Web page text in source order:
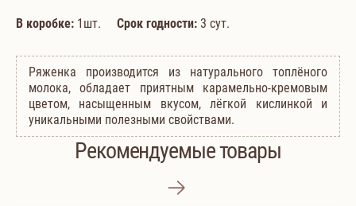
В коробке: 1шт. Срок годности: 3 сут.
Ряженка производится из натурального топлёного
молока, обладает приятным карамельно-кремовым
цветом, насыщенным вкусом, лёгкой кислинкой и
уникальными полезными свойствами.
Рекомендуемые товары